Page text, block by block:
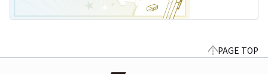
PAGE TOP